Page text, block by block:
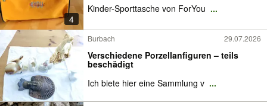
4
Kinder-Sporttasche von ForYou ...
Burbach 29.07.2026
Verschiedene Porzellanfiguren – teils
beschädigt
Ich biete hier eine Sammlung v ...